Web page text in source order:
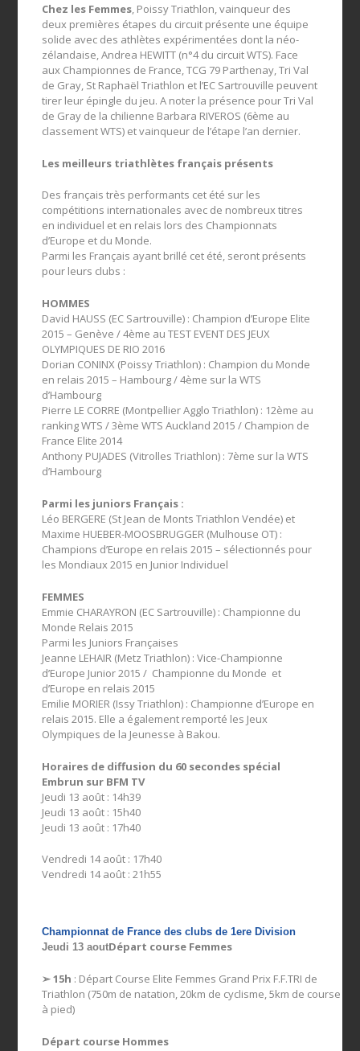
Chez les Femmes, Poissy Triathlon, vainqueur des
deux premières étapes du circuit présente une équipe
solide avec des athlètes expérimentées dont la néo-
zélandaise, Andrea HEWITT (n°4 du circuit WTS). Face
aux Championnes de France, TCG 79 Parthenay, Tri Val
de Gray, St Raphaël Triathlon et l’EC Sartrouville peuvent
tirer leur épingle du jeu. A noter la présence pour Tri Val
de Gray de la chilienne Barbara RIVEROS (6ème au
classement WTS) et vainqueur de l’étape l’an dernier.
Les meilleurs triathlètes français présents
Des français très performants cet été sur les
compétitions internationales avec de nombreux titres
en individuel et en relais lors des Championnats
d’Europe et du Monde.
Parmi les Français ayant brillé cet été, seront présents
pour leurs clubs :
HOMMES
David HAUSS (EC Sartrouville) : Champion d’Europe Elite
2015 – Genève / 4ème au TEST EVENT DES JEUX
OLYMPIQUES DE RIO 2016
Dorian CONINX (Poissy Triathlon) : Champion du Monde
en relais 2015 – Hambourg / 4ème sur la WTS
d’Hambourg
Pierre LE CORRE (Montpellier Agglo Triathlon) : 12ème au
ranking WTS / 3ème WTS Auckland 2015 / Champion de
France Elite 2014
Anthony PUJADES (Vitrolles Triathlon) : 7ème sur la WTS
d’Hambourg
Parmi les juniors Français :
Léo BERGERE (St Jean de Monts Triathlon Vendée) et
Maxime HUEBER-MOOSBRUGGER (Mulhouse OT) :
Champions d’Europe en relais 2015 – sélectionnés pour
les Mondiaux 2015 en Junior Individuel
FEMMES
Emmie CHARAYRON (EC Sartrouville) : Championne du
Monde Relais 2015
Parmi les Juniors Françaises
Jeanne LEHAIR (Metz Triathlon) : Vice-Championne
d’Europe Junior 2015 / Championne du Monde et
d’Europe en relais 2015
Emilie MORIER (Issy Triathlon) : Championne d’Europe en
relais 2015. Elle a également remporté les Jeux
Olympiques de la Jeunesse à Bakou.
Horaires de diffusion du 60 secondes spécial
Embrun sur BFM TV
Jeudi 13 août : 14h39
Jeudi 13 août : 15h40
Jeudi 13 août : 17h40
Vendredi 14 août : 17h40
Vendredi 14 août : 21h55
Championnat de France des clubs de 1ere Division
Jeudi 13 aoutDépart course Femmes
➢ 15h : Départ Course Elite Femmes Grand Prix F.F.TRI de
Triathlon (750m de natation, 20km de cyclisme, 5km de course
à pied)
Départ course Hommes